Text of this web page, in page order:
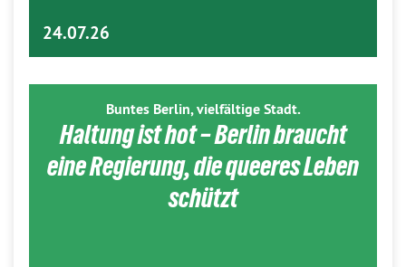
24.07.26
Buntes Berlin, vielfältige Stadt.
Haltung ist hot – Berlin braucht
eine Regierung, die queeres Leben
schützt